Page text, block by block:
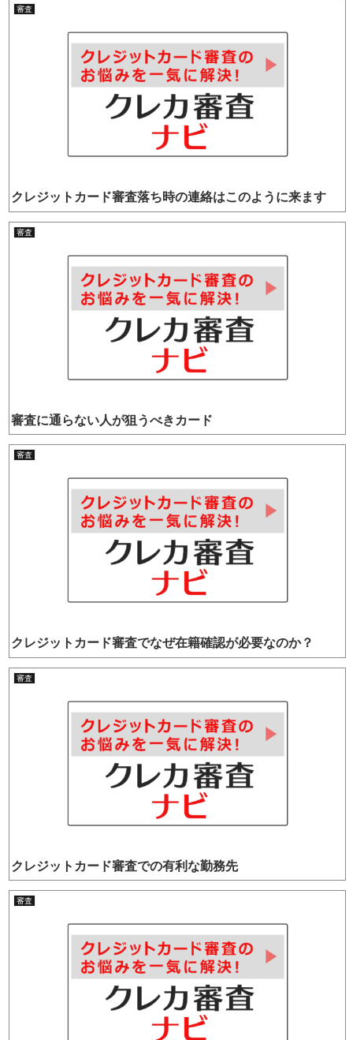
審査
クレジットカード審査落ち時の連絡はこのように来ます
審査
審査に通らない人が狙うべきカード
審査
クレジットカード審査でなぜ在籍確認が必要なのか？
審査
クレジットカード審査での有利な勤務先
審査